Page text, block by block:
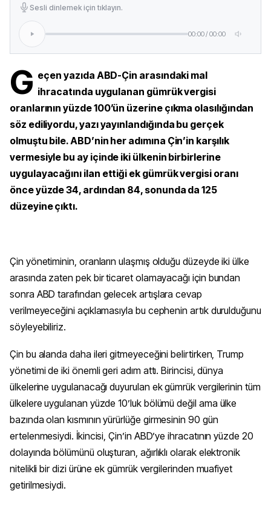
Sesli dinlemek için tıklayın.
00:00/00:00
G eçen yazıda ABD-Çin arasındaki mal
ihracatında uygulanan gümrük vergisi
oranlarının yüzde 100’ün üzerine çıkma olasılığından
söz ediliyordu, yazı yayınlandığında bu gerçek
olmuştu bile. ABD’nin her adımına Çin’in karşılık
vermesiyle bu ay içinde iki ülkenin birbirlerine
uygulayacağını ilan ettiği ek gümrük vergisi oranı
önce yüzde 34, ardından 84, sonunda da 125
düzeyine çıktı.
Çin yönetiminin, oranların ulaşmış olduğu düzeyde iki ülke
arasında zaten pek bir ticaret olamayacağı için bundan
sonra ABD tarafından gelecek artışlara cevap
verilmeyeceğini açıklamasıyla bu cephenin artık durulduğunu
söyleyebiliriz.
Çin bu alanda daha ileri gitmeyeceğini belirtirken, Trump
yönetimi de iki önemli geri adım attı. Birincisi, dünya
ülkelerine uygulanacağı duyurulan ek gümrük vergilerinin tüm
ülkelere uygulanan yüzde 10’luk bölümü değil ama ülke
bazında olan kısmının yürürlüğe girmesinin 90 gün
ertelenmesiydi. İkincisi, Çin’in ABD’ye ihracatının yüzde 20
dolayında bölümünü oluşturan, ağırlıklı olarak elektronik
nitelikli bir dizi ürüne ek gümrük vergilerinden muafiyet
getirilmesiydi.